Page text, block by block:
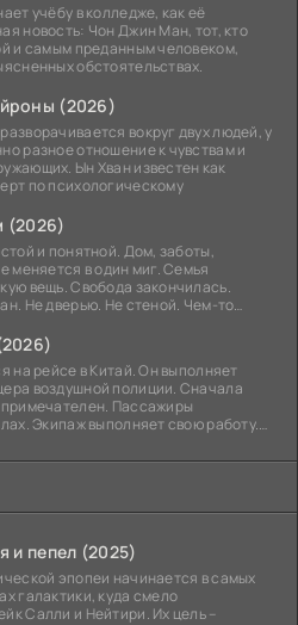
учёбу в колледже, как её
новость: Чон Джин Ман, тот, кто
и самым преданным человеком,
обстоятельствах.
(2026)
вокруг двух людей, у
разное отношение к чувствам и
Ын Хван известен как
по психологическому
(2026)
и понятной. Дом, заботы,
меняется в один миг. Семья
вещь. Свобода закончилась.
Не дверью. Не стеной. Чем-то
на рейсе в Китай. Он выполняет
воздушной полиции. Сначала
Пассажиры
Экипаж выполняет свою работу.
и пепел (2025)
эпопеи начинается в самых
галактики, куда смело
Салли и Нейтири. Их цель –